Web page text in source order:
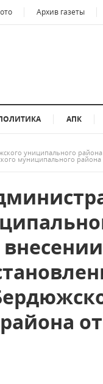
Архив газеты
АПК
униципального
муниципального района